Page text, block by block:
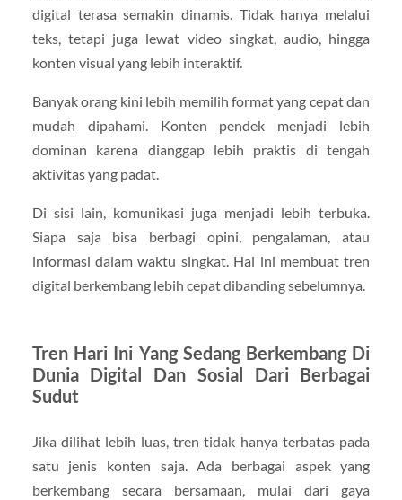
digital terasa semakin dinamis. Tidak hanya melalui
teks, tetapi juga lewat video singkat, audio, hingga
konten visual yang lebih interaktif.
Banyak orang kini lebih memilih format yang cepat dan
mudah dipahami. Konten pendek menjadi lebih
dominan karena dianggap lebih praktis di tengah
aktivitas yang padat.
Di sisi lain, komunikasi juga menjadi lebih terbuka.
Siapa saja bisa berbagi opini, pengalaman, atau
informasi dalam waktu singkat. Hal ini membuat tren
digital berkembang lebih cepat dibanding sebelumnya.
Tren Hari Ini Yang Sedang Berkembang Di
Dunia Digital Dan Sosial Dari Berbagai
Sudut
Jika dilihat lebih luas, tren tidak hanya terbatas pada
satu jenis konten saja. Ada berbagai aspek yang
berkembang secara bersamaan, mulai dari gaya